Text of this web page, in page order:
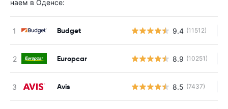
наем в Оденсе:
Budget 9.4 (11512)
Europcar 8.9 (10251)
Avis 8.5 (7437)